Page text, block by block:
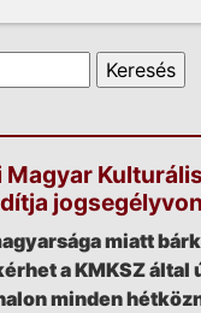
Magyar
miatt
a KMKSZ
minden